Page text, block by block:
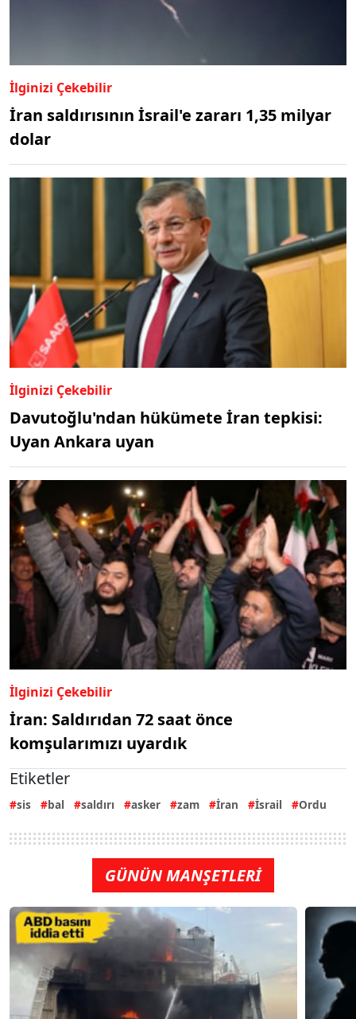
İlginizi Çekebilir
İran saldırısının İsrail'e zararı 1,35 milyar
dolar
İlginizi Çekebilir
Davutoğlu'ndan hükümete İran tepkisi:
Uyan Ankara uyan
İlginizi Çekebilir
İran: Saldırıdan 72 saat önce
komşularımızı uyardık
Etiketler
sis bal saldırı asker zam İran İsrail Ordu
GÜNÜN MANŞETLERİ